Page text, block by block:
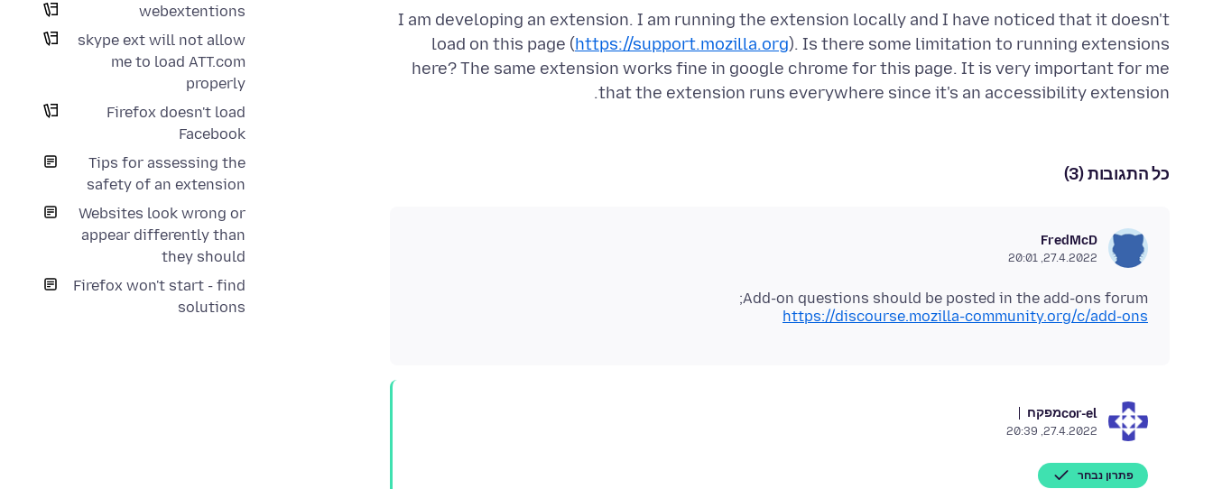
webextentions
skype ext will not allow
me to load ATT.com
properly
Firefox doesn't load
Facebook
Tips for assessing the
safety of an extension
Websites look wrong or
appear differently than
they should
Firefox won't start - find
solutions
I am developing an extension. I am running the extension locally and I have noticed that it doesn't
load on this page (https://support.mozilla.org). Is there some limitation to running extensions
here? The same extension works fine in google chrome for this page. It is very important for me
that the extension runs everywhere since it's an accessibility extension.
כל התגובות (3)
FredMcD
27.4.2022, 20:01
Add-on questions should be posted in the add-ons forum;
https://discourse.mozilla-community.org/c/add-ons
cor-elמפקח
27.4.2022, 20:39
פתרון נבחר